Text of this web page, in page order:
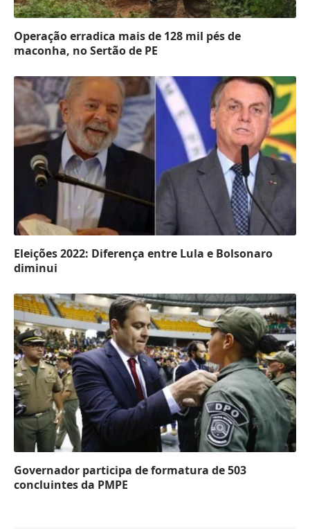
Operação erradica mais de 128 mil pés de
maconha, no Sertão de PE
Eleições 2022: Diferença entre Lula e Bolsonaro
diminui
Governador participa de formatura de 503
concluintes da PMPE